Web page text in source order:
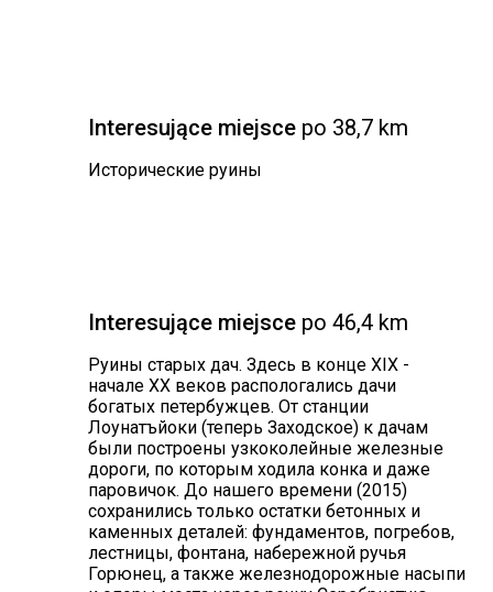
Interesujące miejsce po 38,7 km
Исторические руины
Interesujące miejsce po 46,4 km
Руины старых дач. Здесь в конце XIX -
начале XX веков распологались дачи
богатых петербужцев. От станции
Лоунатъйоки (теперь Заходское) к дачам
были построены узкоколейные железные
дороги, по которым ходила конка и даже
паровичок. До нашего времени (2015)
сохранились только остатки бетонных и
каменных деталей: фундаментов, погребов,
лестницы, фонтана, набережной ручья
Горюнец, а также железнодорожные насыпи